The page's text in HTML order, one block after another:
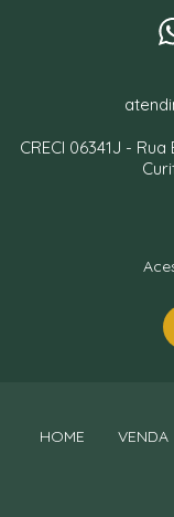
CRECI 06341J - Rua
HOME VENDA